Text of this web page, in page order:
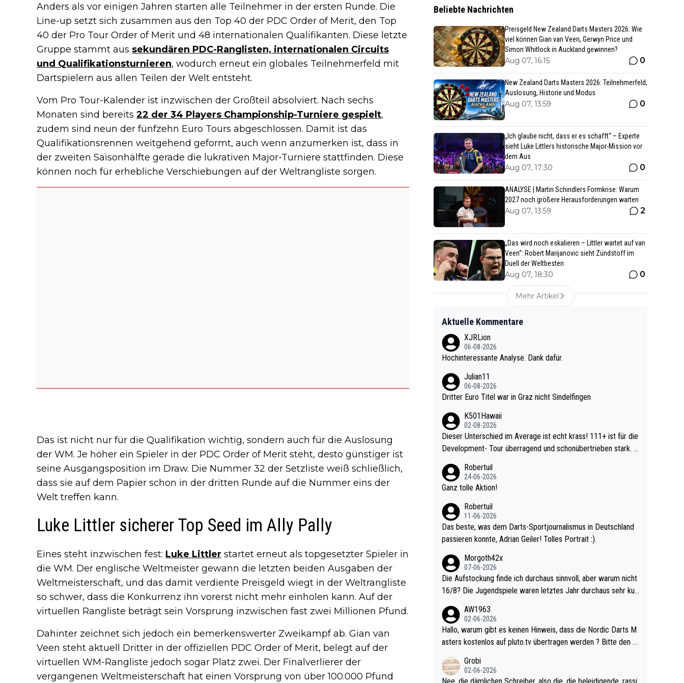
Anders als vor einigen Jahren starten alle Teilnehmer in der ersten Runde. Die
Line-up setzt sich zusammen aus den Top 40 der PDC Order of Merit, den Top
40 der Pro Tour Order of Merit und 48 internationalen Qualifikanten. Diese letzte
Gruppe stammt aus sekundären PDC-Ranglisten, internationalen Circuits
und Qualifikationsturnieren, wodurch erneut ein globales Teilnehmerfeld mit
Dartspielern aus allen Teilen der Welt entsteht.
Vom Pro Tour-Kalender ist inzwischen der Großteil absolviert. Nach sechs
Monaten sind bereits 22 der 34 Players Championship-Turniere gespielt,
zudem sind neun der fünfzehn Euro Tours abgeschlossen. Damit ist das
Qualifikationsrennen weitgehend geformt, auch wenn anzumerken ist, dass in
der zweiten Saisonhälfte gerade die lukrativen Major-Turniere stattfinden. Diese
können noch für erhebliche Verschiebungen auf der Weltrangliste sorgen.
Das ist nicht nur für die Qualifikation wichtig, sondern auch für die Auslosung
der WM. Je höher ein Spieler in der PDC Order of Merit steht, desto günstiger ist
seine Ausgangsposition im Draw. Die Nummer 32 der Setzliste weiß schließlich,
dass sie auf dem Papier schon in der dritten Runde auf die Nummer eins der
Welt treffen kann.
Luke Littler sicherer Top Seed im Ally Pally
Eines steht inzwischen fest: Luke Littler startet erneut als topgesetzter Spieler in
die WM. Der englische Weltmeister gewann die letzten beiden Ausgaben der
Weltmeisterschaft, und das damit verdiente Preisgeld wiegt in der Weltrangliste
so schwer, dass die Konkurrenz ihn vorerst nicht mehr einholen kann. Auf der
virtuellen Rangliste beträgt sein Vorsprung inzwischen fast zwei Millionen Pfund.
Dahinter zeichnet sich jedoch ein bemerkenswerter Zweikampf ab. Gian van
Veen steht aktuell Dritter in der offiziellen PDC Order of Merit, belegt auf der
virtuellen WM-Rangliste jedoch sogar Platz zwei. Der Finalverlierer der
vergangenen Weltmeisterschaft hat einen Vorsprung von über 100.000 Pfund
Beliebte Nachrichten
Preisgeld New Zealand Darts Masters 2026: Wie
viel können Gian van Veen, Gerwyn Price und
Simon Whitlock in Auckland gewinnen?
Aug 07, 16:15 0
New Zealand Darts Masters 2026: Teilnehmerfeld,
Auslosung, Historie und Modus
Aug 07, 13:59 0
„Ich glaube nicht, dass er es schafft“ – Experte
sieht Luke Littlers historische Major-Mission vor
dem Aus
Aug 07, 17:30 0
ANALYSE | Martin Schindlers Formkrise: Warum
2027 noch größere Herausforderungen warten
Aug 07, 13:59 2
„Das wird noch eskalieren – Littler wartet auf van
Veen“: Robert Marijanovic sieht Zündstoff im
Duell der Weltbesten
Aug 07, 18:30 0
Mehr Artikel
Aktuelle Kommentare
XJRLion
06-08-2026
Hochinteressante Analyse. Dank dafür.
Julian11
06-08-2026
Dritter Euro Titel war in Graz nicht Sindelfingen
K501Hawaii
02-08-2026
Dieser Unterschied im Average ist echt krass! 111+ ist für die
Development- Tour überragend und schonübertrieben stark. U
e mal 40+ erst recht. Da gewinnst keinen Blumentopf - ist ja n
och krasser wie ein Pokalspiel eines Kreisligisten vs einem Bu
Robertuil
24-06-2026
Ganz tolle Aktion!
Robertuil
11-06-2026
Das beste, was dem Darts-Sportjournalismus in Deutschland
passieren konnte, Adrian Geiler! Tolles Portrait :).
Morgoth42x
07-06-2026
Die Aufstockung finde ich durchaus sinnvoll, aber warum nicht
16/8? Die Jugendspiele waren letztes Jahr durchaus sehr kur
l. Allerdings ist Mitchell Lawrie als Nummer 1 der Welt eh quali
fiziert. Somit ändert die automatische Qualifikation des Weltm
eisters erstmal nichts. Ich denke sie wollen damit für nächste
d wohl wenig WDF Turniere spielen. Dies war bei Archie Self l
etztes Jahr der Fall. Er musste als amtierender Weltmeister d
AW1963
02-06-2026
Hallo, warum gibt es keinen Hinweis, dass die Nordic Darts M
asters kostenlos auf pluto.tv übertragen werden ? Bitte den A
Grobi
02-06-2026